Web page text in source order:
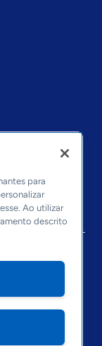
para
Ao utilizar
descrito